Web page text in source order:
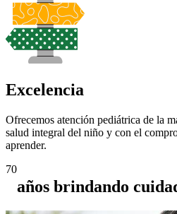
Excelencia
Ofrecemos atención pediátrica de la
salud integral del niño y con el
aprender.